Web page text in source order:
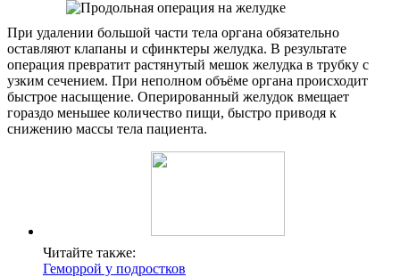
При удалении большой части тела органа обязательно
оставляют клапаны и сфинктеры желудка. В результате
операция превратит растянутый мешок желудка в трубку с
узким сечением. При неполном объёме органа происходит
быстрое насыщение. Оперированный желудок вмещает
гораздо меньшее количество пищи, быстро приводя к
снижению массы тела пациента.
Читайте также:
Геморрой у подростков